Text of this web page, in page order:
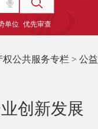
单位 优先审查
权公共服务专栏 > 公益
创新发展